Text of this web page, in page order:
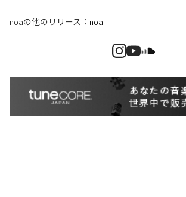
noaの他のリリース： noa